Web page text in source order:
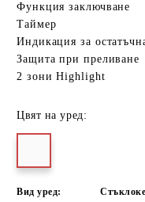
Функция заключване
Таймер
Индикация за
Защита при преливане
2 зони Highlight
Цвят на уред:
Вид уред: